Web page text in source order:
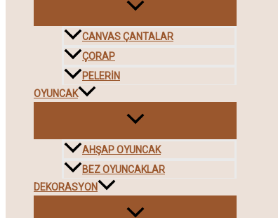
CANVAS ÇANTALAR
ÇORAP
PELERIN
OYUNCAK
AHŞAP OYUNCAK
BEZ OYUNCAKLAR
DEKORASYON